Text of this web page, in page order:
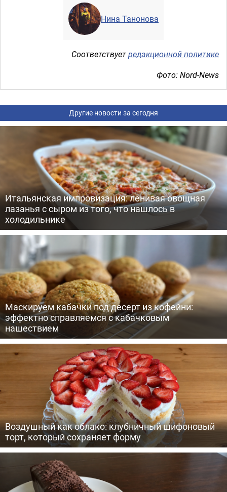
Нина Танонова
Соответствуетредакционной политике
Фото: Nord-News
Другие новости за сегодня
Итальянская импровизация: ленивая овощная
лазанья с сыром из того, что нашлось в
холодильнике
Маскируем кабачки под десерт из кофейни:
эффектно справляемся с кабачковым
нашествием
Воздушный как облако: клубничный шифоновый
торт, который сохраняет форму